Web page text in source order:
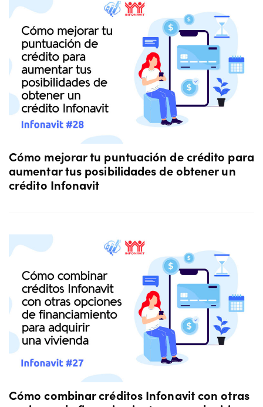
Cómo mejorar tu puntuación de crédito para
aumentar tus posibilidades de obtener un
crédito Infonavit
Cómo combinar créditos Infonavit con otras